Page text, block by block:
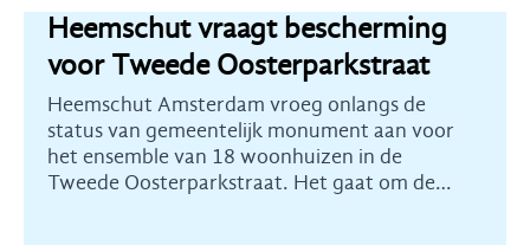
Heemschut vraagt bescherming
voor Tweede Oosterparkstraat
Heemschut Amsterdam vroeg onlangs de
status van gemeentelijk monument aan voor
het ensemble van 18 woonhuizen in de
Tweede Oosterparkstraat. Het gaat om de